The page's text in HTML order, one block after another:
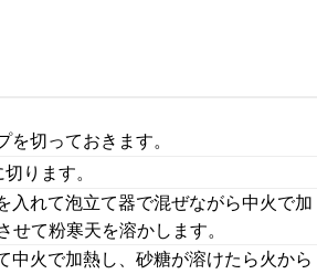
切っておきます。
ります。
入れて泡立て器で混ぜながら中火で加
せて粉寒天を溶かします。
中火で加熱し、砂糖が溶けたら火から